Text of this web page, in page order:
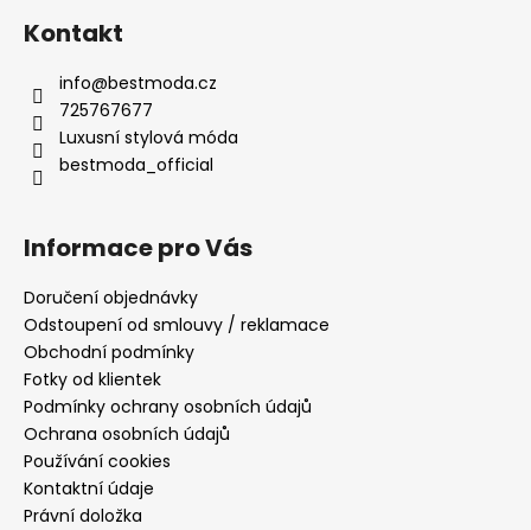
Kontakt
info@bestmoda.cz
725767677
Luxusní stylová móda
bestmoda_official
Informace pro Vás
Doručení objednávky
Odstoupení od smlouvy / reklamace
Obchodní podmínky
Fotky od klientek
Podmínky ochrany osobních údajů
Ochrana osobních údajů
Používání cookies
Kontaktní údaje
Právní doložka